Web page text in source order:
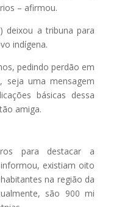
– afirmou.
deixou a tribuna para
indígena.
pedindo perdão em
seja uma mensagem
básicas dessa
amiga.
para destacar a
existiam oito
na região da
são 900 mi